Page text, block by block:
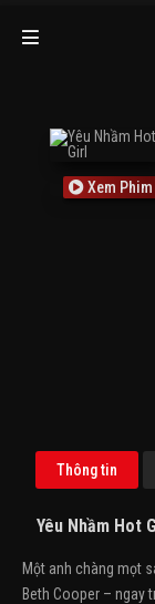
Xem Phim
Thông tin
Yêu Nhầm Hot
Một anh chàng mọt
Beth Cooper – ngay